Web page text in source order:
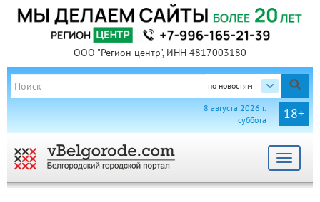
ООО "Регион центр", ИНН 4817003180
по новостям
18+
8 августа 2026 г.
суббота
Toggle